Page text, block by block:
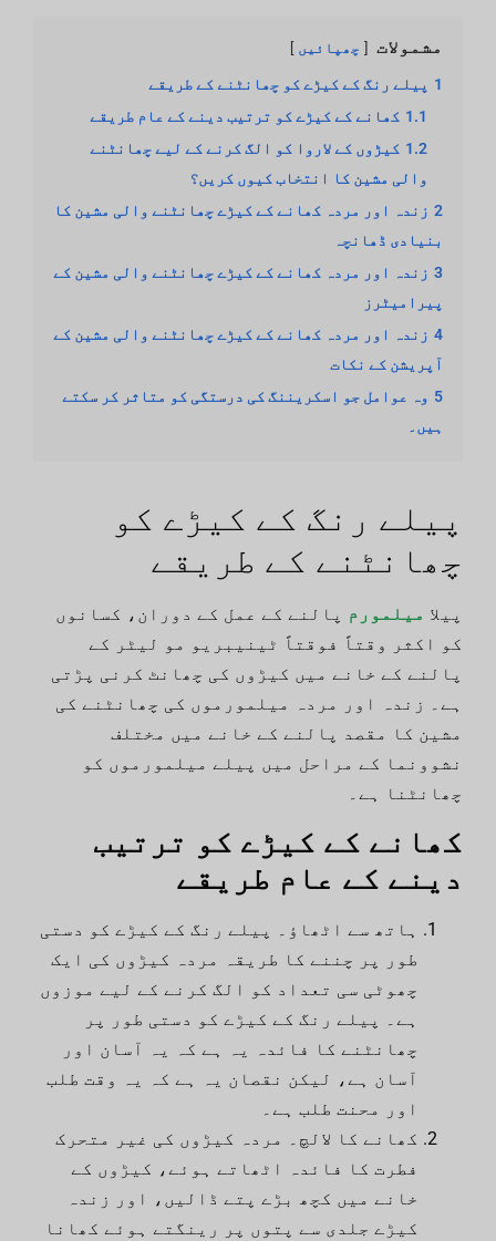
مشمولات چھپائیں
1 پیلے رنگ کے کیڑے کو چھانٹنے کے طریقے
1.1 کھانے کے کیڑے کو ترتیب دینے کے عام طریقے
1.2 کیڑوں کے لاروا کو الگ کرنے کے لیے چھانٹنے
والی مشین کا انتخاب کیوں کریں؟
2 زندہ اور مردہ کھانے کے کیڑے چھانٹنے والی مشین کا
بنیادی ڈھانچہ
3 زندہ اور مردہ کھانے کے کیڑے چھانٹنے والی مشین کے
پیرامیٹرز
4 زندہ اور مردہ کھانے کے کیڑے چھانٹنے والی مشین کے
آپریشن کے نکات
5 وہ عوامل جو اسکریننگ کی درستگی کو متاثر کر سکتے
ہیں۔
پیلے رنگ کے کیڑے کو
چھانٹنے کے طریقے
پیلا میلمورم پالنے کے عمل کے دوران، کسانوں
کو اکثر وقتاً فوقتاً ٹینیبریو مو لیٹر کے
پالنے کے خانے میں کیڑوں کی چھانٹ کرنی پڑتی
ہے۔ زندہ اور مردہ میلمورموں کی چھانٹنے کی
مشین کا مقصد پالنے کے خانے میں مختلف
نشوونما کے مراحل میں پیلے میلمورموں کو
چھانٹنا ہے۔
کھانے کے کیڑے کو ترتیب
دینے کے عام طریقے
ہاتھ سے اٹھاؤ۔ پیلے رنگ کے کیڑے کو دستی
طور پر چننے کا طریقہ مردہ کیڑوں کی ایک
چھوٹی سی تعداد کو الگ کرنے کے لیے موزوں
ہے۔ پیلے رنگ کے کیڑے کو دستی طور پر
چھانٹنے کا فائدہ یہ ہے کہ یہ آسان اور
آسان ہے، لیکن نقصان یہ ہے کہ یہ وقت طلب
اور محنت طلب ہے۔
کھانے کا لالچ۔ مردہ کیڑوں کی غیر متحرک
فطرت کا فائدہ اٹھاتے ہوئے، کیڑوں کے
خانے میں کچھ بڑے پتے ڈالیں، اور زندہ
کیڑے جلدی سے پتوں پر رینگتے ہوئے کھانا